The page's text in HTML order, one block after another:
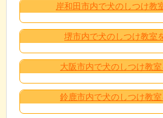
岸和田市内で犬のしつけ教
堺市内で犬のしつけ教室
大阪市内で犬のしつけ教
鈴鹿市内で犬のしつけ教